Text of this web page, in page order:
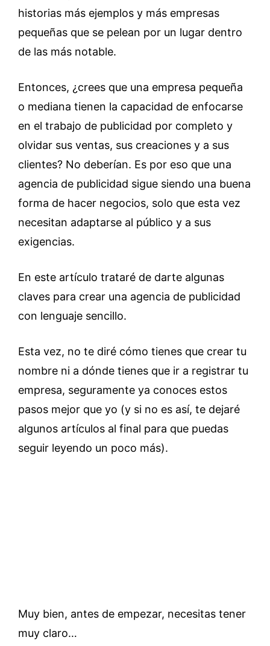
historias más ejemplos y más empresas
pequeñas que se pelean por un lugar dentro
de las más notable.
Entonces, ¿crees que una empresa pequeña
o mediana tienen la capacidad de enfocarse
en el trabajo de publicidad por completo y
olvidar sus ventas, sus creaciones y a sus
clientes? No deberían. Es por eso que una
agencia de publicidad sigue siendo una buena
forma de hacer negocios, solo que esta vez
necesitan adaptarse al público y a sus
exigencias.
En este artículo trataré de darte algunas
claves para crear una agencia de publicidad
con lenguaje sencillo.
Esta vez, no te diré cómo tienes que crear tu
nombre ni a dónde tienes que ir a registrar tu
empresa, seguramente ya conoces estos
pasos mejor que yo (y si no es así, te dejaré
algunos artículos al final para que puedas
seguir leyendo un poco más).
Muy bien, antes de empezar, necesitas tener
muy claro…